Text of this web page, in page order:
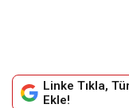
Linke Tıkla,
Ekle!